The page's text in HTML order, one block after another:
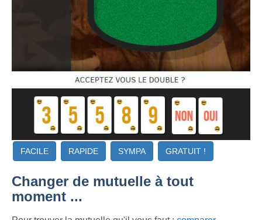
FACILE RAPIDE SYMPA GRATUIT !
Changer de mutuelle à tout
moment ...